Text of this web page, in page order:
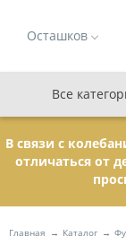
Осташков
Все
В связи с
отличаться от
Главная Каталог